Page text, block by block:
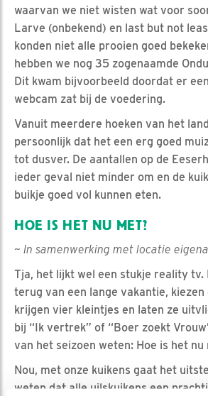
waarvan we niet wisten wat voor
Larve (onbekend) en last but not
konden niet alle prooien goed
hebben we nog 35 zogenaamde
Dit kwam bijvoorbeeld doordat er
webcam zat bij de voedering.
Vanuit meerdere hoeken van het
persoonlijk dat het een erg goed
tot dusver. De aantallen op de
ieder geval niet minder om en de
buikje goed vol kunnen eten.
HOE IS HET NU MET?
~ In samenwerking met locatie
Tja, het lijkt wel een stukje reality tv.
terug van een lange vakantie, kiezen
krijgen vier kleintjes en laten ze
bij “Ik vertrek” of “Boer zoekt
van het seizoen weten: Hoe is het nu
Nou, met onze kuikens gaat het
weten dat alle uilskuikens een